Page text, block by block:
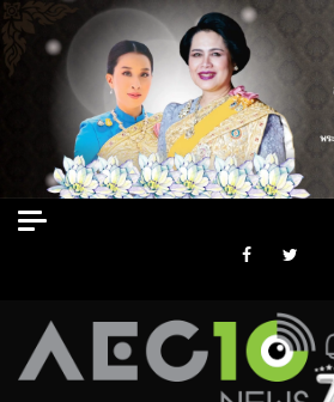
Skip
to
Facebook
Twitter